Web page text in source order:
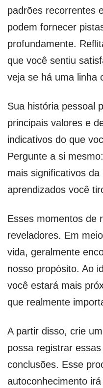
padrões recorrentes
podem fornecer
profundamente.
que você sentiu
veja se há uma linha
Sua história pessoal
principais valores e
indicativos do que
Pergunte a si
mais significativos
aprendizados você
Esses momentos de
reveladores. Em
vida, geralmente
nosso propósito. Ao
você estará mais
que realmente
A partir disso, crie
possa registrar
conclusões. Esse
autoconhecimento